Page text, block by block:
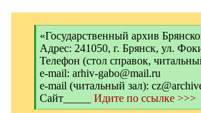
q
]
«Государственный архив
Адрес: 241050, г. Брянск, ул.
Телефон (стол справок,
e-mail: arhiv-gabo@mail.ru
e-mail (читальный зал):
Сайт_____ Идите по ссылке >>>
[